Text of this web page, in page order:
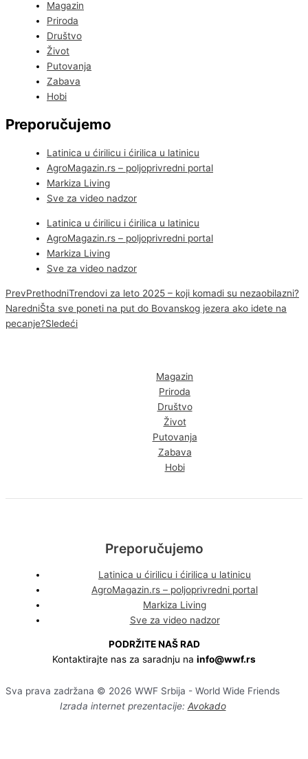
Magazin
Priroda
Društvo
Život
Putovanja
Zabava
Hobi
Preporučujemo
Latinica u ćirilicu i ćirilica u latinicu
AgroMagazin.rs – poljoprivredni portal
Markiza Living
Sve za video nadzor
Latinica u ćirilicu i ćirilica u latinicu
AgroMagazin.rs – poljoprivredni portal
Markiza Living
Sve za video nadzor
PrevPrethodniTrendovi za leto 2025 – koji komadi su nezaobilazni?
NaredniŠta sve poneti na put do Bovanskog jezera ako idete na
pecanje?Sledeći
Magazin
Priroda
Društvo
Život
Putovanja
Zabava
Hobi
Preporučujemo
Latinica u ćirilicu i ćirilica u latinicu
AgroMagazin.rs – poljoprivredni portal
Markiza Living
Sve za video nadzor
PODRŽITE NAŠ RAD
Kontaktirajte nas za saradnju na info@wwf.rs
Sva prava zadržana © 2026 WWF Srbija - World Wide Friends
Izrada internet prezentacije: Avokado